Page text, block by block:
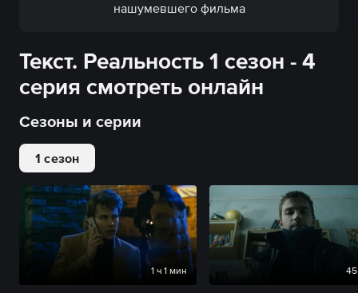
нашумевшего фильма
Текст. Реальность 1 сезон - 4
серия смотреть онлайн
Сезоны и серии
1 сезон
1 ч 1 мин